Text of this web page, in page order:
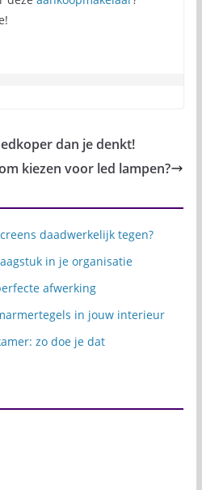
dan je denkt!
kiezen voor led lampen?
daadwerkelijk tegen?
in je organisatie
afwerking
in jouw interieur
zo doe je dat